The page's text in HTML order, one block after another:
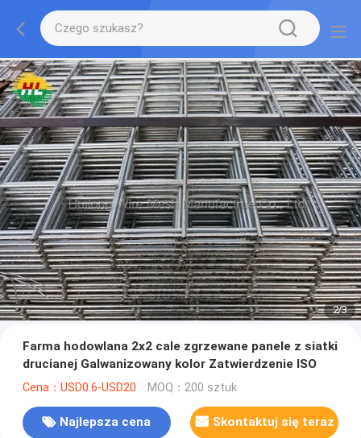
2/3
Farma hodowlana 2x2 cale zgrzewane panele z siatki
drucianej Galwanizowany kolor Zatwierdzenie ISO
Cena：USD0.6-USD20 MOQ：200 sztuk
Najlepsza cena Skontaktuj się teraz